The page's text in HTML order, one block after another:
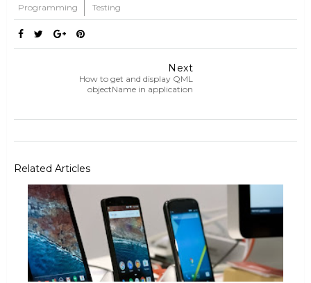
Programming Testing
Next
How to get and display QML
objectName in application
Related Articles